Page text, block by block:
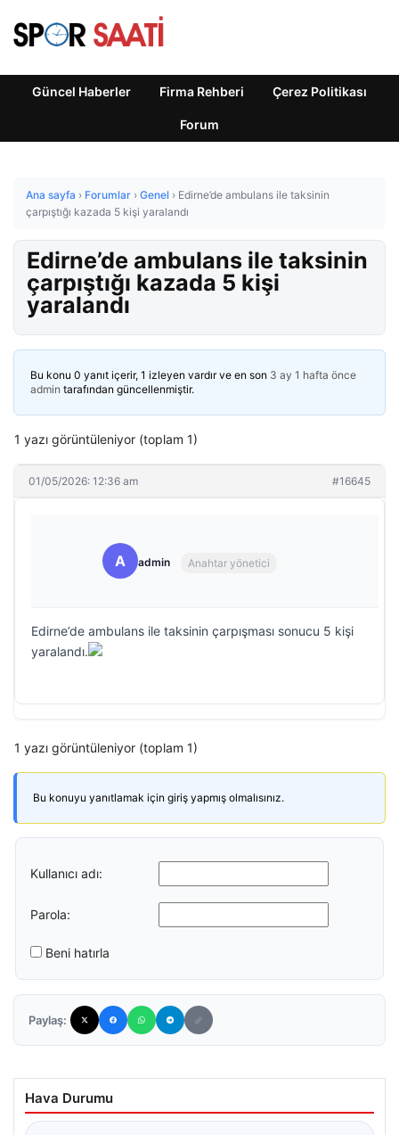
Güncel Haberler Firma Rehberi Çerez Politikası
Forum
Ana sayfa › Forumlar › Genel › Edirne’de ambulans ile taksinin
çarpıştığı kazada 5 kişi yaralandı
Edirne’de ambulans ile taksinin
çarpıştığı kazada 5 kişi
yaralandı
Bu konu 0 yanıt içerir, 1 izleyen vardır ve en son 3 ay 1 hafta önce
admin tarafından güncellenmiştir.
1 yazı görüntüleniyor (toplam 1)
01/05/2026: 12:36 am #16645
A admin Anahtar yönetici
Edirne’de ambulans ile taksinin çarpışması sonucu 5 kişi
yaralandı.
1 yazı görüntüleniyor (toplam 1)
Bu konuyu yanıtlamak için giriş yapmış olmalısınız.
Kullanıcı adı:
Parola:
Beni hatırla
Paylaş:
Hava Durumu